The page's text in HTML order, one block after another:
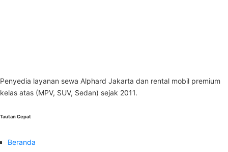
Penyedia layanan sewa Alphard Jakarta dan rental mobil premium
kelas atas (MPV, SUV, Sedan) sejak 2011.
Tautan Cepat
Beranda